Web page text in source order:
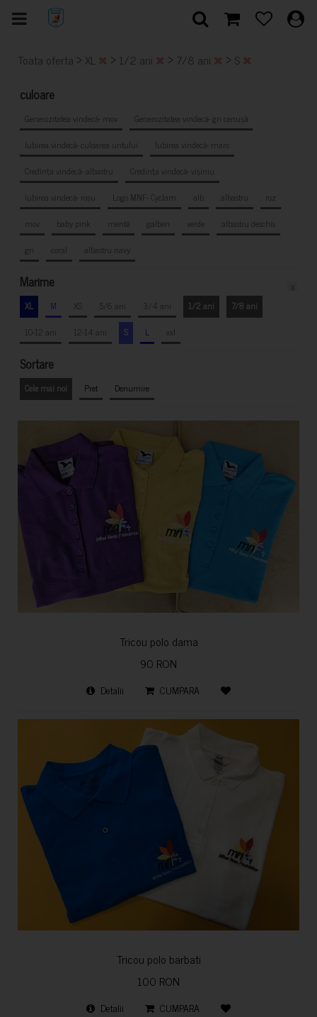
Toata oferta > XL > 1/2 ani > 7/8 ani > S
culoare
Generozitatea vindecă- mov
Generozitatea vindecă- gri cenușă
Iubirea vindecă- culoarea untului
Iubirea vindecă- maro
Credința vindecă- albastru
Credința vindecă- vișiniu
Iubirea vindecă- roșu
Logo MNF- Cyclam alb albastru
roz
mov
baby pink mentă galben verde
albastru deschis
gri
coral albastru navy
Marime
XL M XS 5/6 ani 3/4 ani 1/2 ani
7/8 ani
10-12 ani
12-14 ani S L xxl
Sortare
Cele mai noi Pret Denumire
Tricou polo dama
90 RON
Detalii CUMPARA
Tricou polo barbati
100 RON
Detalii CUMPARA